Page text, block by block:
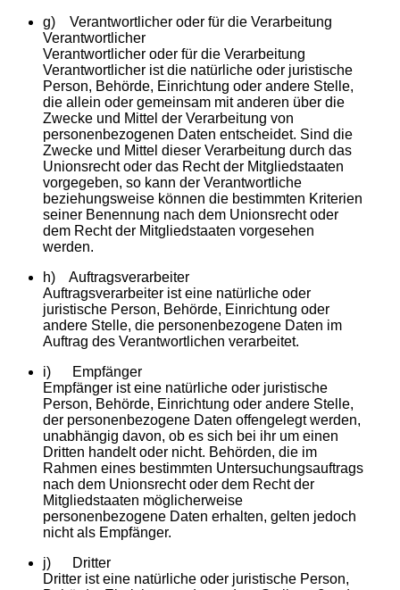
g) Verantwortlicher oder für die Verarbeitung
Verantwortlicher
Verantwortlicher oder für die Verarbeitung
Verantwortlicher ist die natürliche oder juristische
Person, Behörde, Einrichtung oder andere Stelle,
die allein oder gemeinsam mit anderen über die
Zwecke und Mittel der Verarbeitung von
personenbezogenen Daten entscheidet. Sind die
Zwecke und Mittel dieser Verarbeitung durch das
Unionsrecht oder das Recht der Mitgliedstaaten
vorgegeben, so kann der Verantwortliche
beziehungsweise können die bestimmten Kriterien
seiner Benennung nach dem Unionsrecht oder
dem Recht der Mitgliedstaaten vorgesehen
werden.
h) Auftragsverarbeiter
Auftragsverarbeiter ist eine natürliche oder
juristische Person, Behörde, Einrichtung oder
andere Stelle, die personenbezogene Daten im
Auftrag des Verantwortlichen verarbeitet.
i) Empfänger
Empfänger ist eine natürliche oder juristische
Person, Behörde, Einrichtung oder andere Stelle,
der personenbezogene Daten offengelegt werden,
unabhängig davon, ob es sich bei ihr um einen
Dritten handelt oder nicht. Behörden, die im
Rahmen eines bestimmten Untersuchungsauftrags
nach dem Unionsrecht oder dem Recht der
Mitgliedstaaten möglicherweise
personenbezogene Daten erhalten, gelten jedoch
nicht als Empfänger.
j) Dritter
Dritter ist eine natürliche oder juristische Person,